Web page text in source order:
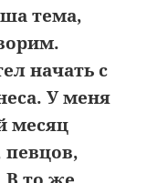
тема,
начать с
У меня
месяц
певцов,